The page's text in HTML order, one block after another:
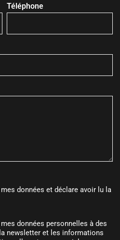
Téléphone
données et déclare avoir lu la
données personnelles à des
newsletter et les informations